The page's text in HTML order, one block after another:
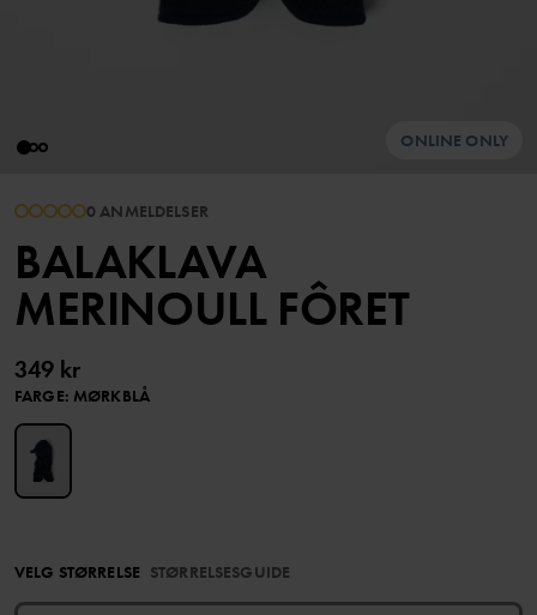
ONLINE ONLY
0 ANMELDELSER
BALAKLAVA
MERINOULL FÔRET
349 kr
FARGE: MØRKBLÅ
VELG STØRRELSE STØRRELSESGUIDE